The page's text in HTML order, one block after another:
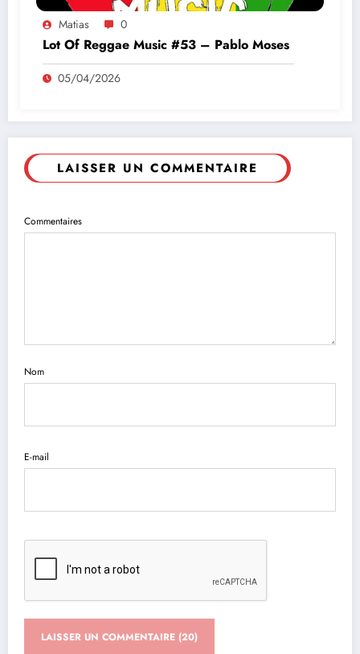
Matias 0
Lot Of Reggae Music #53 – Pablo Moses
05/04/2026
LAISSER UN COMMENTAIRE
Commentaires
Nom
E-mail